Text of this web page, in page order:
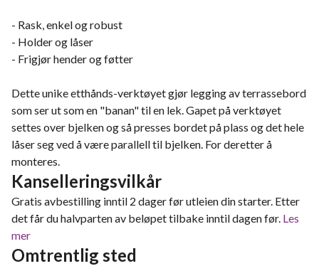
- Rask, enkel og robust
- Holder og låser
- Frigjør hender og føtter
Dette unike etthånds-verktøyet gjør legging av terrassebord
som ser ut som en "banan" til en lek. Gapet på verktøyet
settes over bjelken og så presses bordet på plass og det hele
låser seg ved å være parallell til bjelken. For deretter å
monteres.
Kanselleringsvilkår
Gratis avbestilling inntil 2 dager før utleien din starter. Etter
det får du halvparten av beløpet tilbake inntil dagen før. Les
mer
Omtrentlig sted